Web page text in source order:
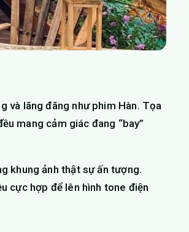
và lãng đãng như phim Hàn. Tọa
mang cảm giác đang “bay”
khung ảnh thật sự ấn tượng.
cực hợp để lên hình tone điện